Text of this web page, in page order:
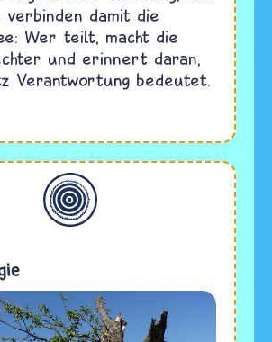
verbinden damit die
Wer teilt, macht die
und erinnert daran,
Verantwortung bedeutet.